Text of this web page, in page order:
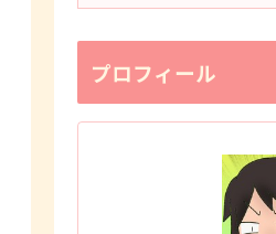
プロフィール